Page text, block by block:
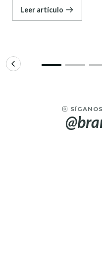
Leer artículo